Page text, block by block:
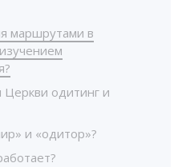
маршрутами в
Церкви одитинг и
и «одитор»?